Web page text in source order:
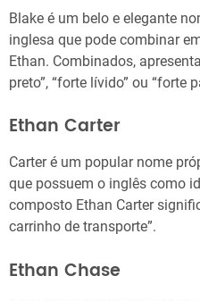
Blake é um belo e elegante
inglesa que pode combinar
Ethan. Combinados,
preto”, “forte lívido” ou “forte
Ethan Carter
Carter é um popular nome
que possuem o inglês como
composto Ethan Carter
carrinho de transporte”.
Ethan Chase